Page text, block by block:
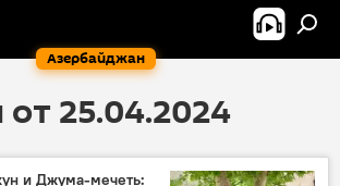
Азербайджан
25.04.2024
и Джума-мечеть: